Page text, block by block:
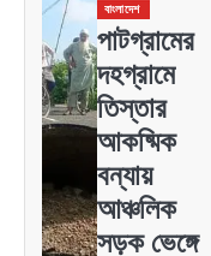
বাংলাদেশ
পাটগ্রামের
দহগ্রামে
তিস্তার
আকষ্মিক
বন্যায়
আঞ্চলিক
সড়ক ভেঙ্গে